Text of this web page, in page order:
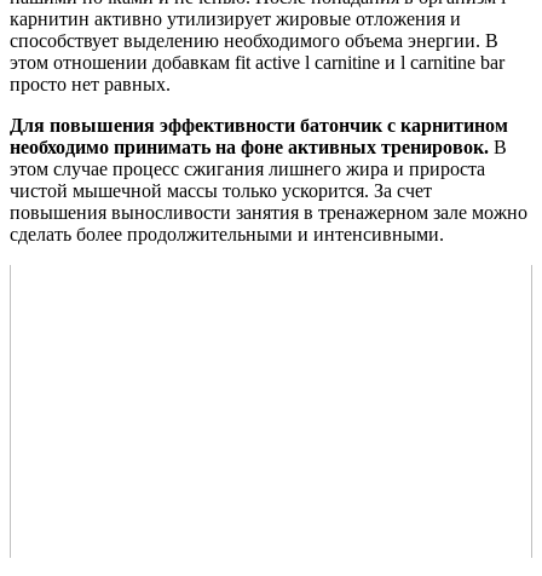
карнитин активно утилизирует жировые отложения и
способствует выделению необходимого объема энергии. В
этом отношении добавкам fit active l carnitine и l carnitine bar
просто нет равных.
Для повышения эффективности батончик с карнитином
необходимо принимать на фоне активных тренировок. В
этом случае процесс сжигания лишнего жира и прироста
чистой мышечной массы только ускорится. За счет
повышения выносливости занятия в тренажерном зале можно
сделать более продолжительными и интенсивными.